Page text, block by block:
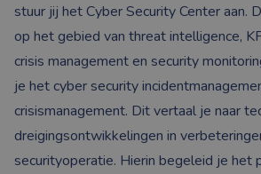
stuur jij het Cyber Security Center aan.
op het gebied van threat intelligence,
crisis management en security
je het cyber security
crisismanagement. Dit vertaal je naar
dreigingsontwikkelingen in
securityoperatie. Hierin begeleid je het